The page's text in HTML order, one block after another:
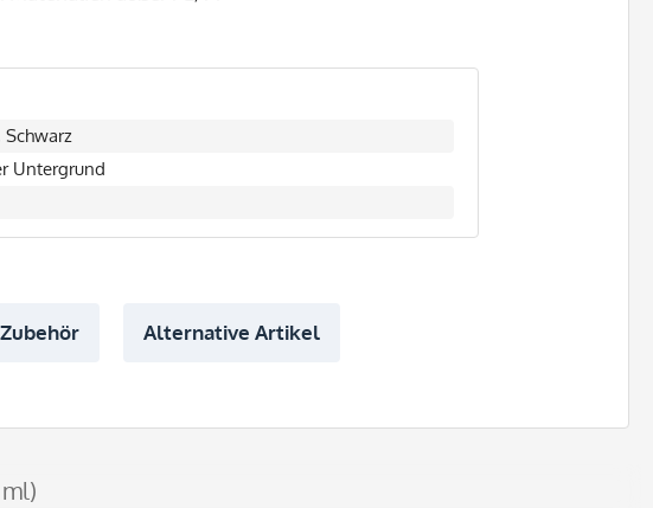
Schwarz
Untergrund
Alternative Artikel